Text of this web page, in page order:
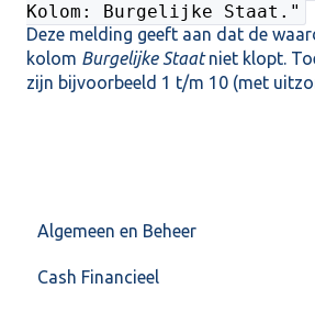
Kolom: Burgelijke Staat."
Deze melding geeft aan dat de
kolom Burgelijke Staatniet klopt.
zijn bijvoorbeeld 1 t/m 10 (met
Algemeen en Beheer
Bank(koppeling)
Cash Financieel